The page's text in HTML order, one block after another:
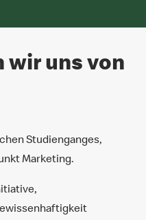
wir uns von
Studienganges,
Marketing.